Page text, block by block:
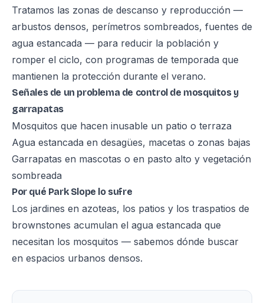
Tratamos las zonas de descanso y reproducción —
arbustos densos, perímetros sombreados, fuentes de
agua estancada — para reducir la población y
romper el ciclo, con programas de temporada que
mantienen la protección durante el verano.
Señales de un problema de control de mosquitos y
garrapatas
Mosquitos que hacen inusable un patio o terraza
Agua estancada en desagües, macetas o zonas bajas
Garrapatas en mascotas o en pasto alto y vegetación
sombreada
Por qué Park Slope lo sufre
Los jardines en azoteas, los patios y los traspatios de
brownstones acumulan el agua estancada que
necesitan los mosquitos — sabemos dónde buscar
en espacios urbanos densos.